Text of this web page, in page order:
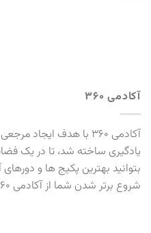
آکادمی 360
آکادمی 360 با هدف
یادگیری ساخته شد، تا در یک
بتوانید بهترین پکیج ها و دورهای
شروع برتر شدن شما از آکادمی 360 باشد.